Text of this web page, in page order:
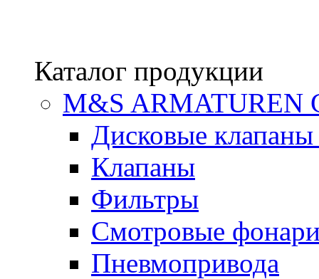
Каталог продукции
М&S ARMATUREN
Дисковые
Клапаны
Фильтры
Смотровые
Пневмопривода